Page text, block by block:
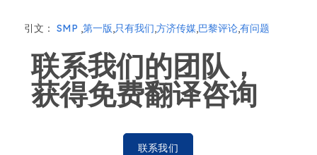
引文： SMP ,第一版,只有我们,方济传媒,巴黎评论,有问题
联系我们的团队，
获得免费翻译咨询
联系我们